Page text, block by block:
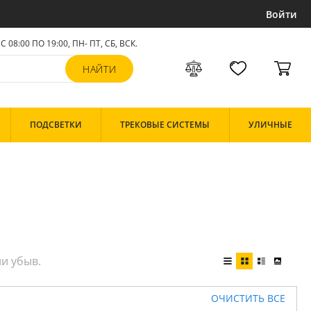
Войти
С 08:00 ПО 19:00, ПН- ПТ,СБ, ВСК.
ПОДСВЕТКИ ТРЕКОВЫЕ СИСТЕМЫ УЛИЧНЫЕ
ОЧИСТИТЬ ВСЕ